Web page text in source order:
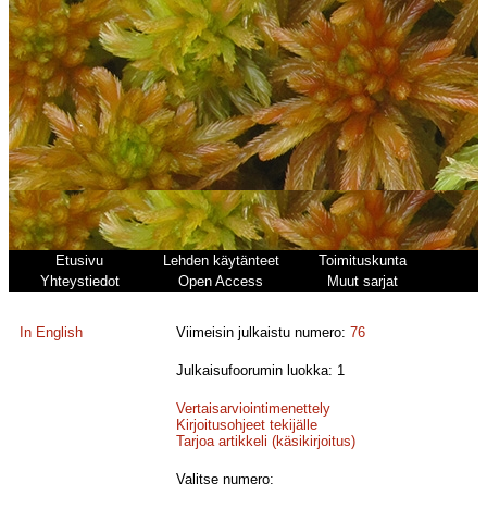
Etusivu Lehden käytänteet
Toimituskunta
Yhteystiedot
Open Access Muut sarjat
In English Viimeisin julkaistu numero:76
Julkaisufoorumin luokka: 1
Vertaisarviointimenettely
Kirjoitusohjeet tekijälle
Tarjoa artikkeli (käsikirjoitus)
Valitse numero: